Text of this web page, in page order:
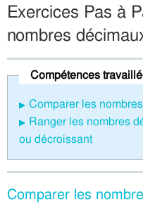
Exercices Pas à
nombres
Compétences
Comparer les
Ranger les nombres
ou décroissant
Comparer les